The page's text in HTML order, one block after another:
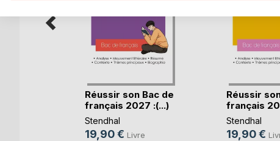
Réussir son Bac de
français 2027 :(...)
Stendhal
19,90 € Livre
Réussir
français
Stendhal
19,90 €